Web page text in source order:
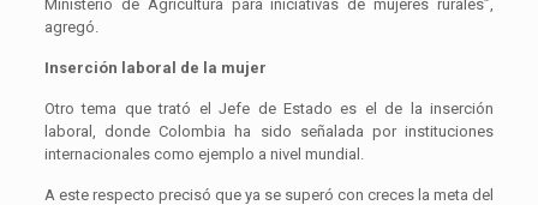
Ministerio de Agricultura para iniciativas de mujeres rurales”,
agregó.
Inserción laboral de la mujer
Otro tema que trató el Jefe de Estado es el de la inserción
laboral, donde Colombia ha sido señalada por instituciones
internacionales como ejemplo a nivel mundial.
A este respecto precisó que ya se superó con creces la meta del